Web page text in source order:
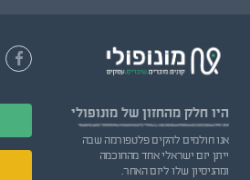
היו חלק מהחזון של מונופולי
אנו חולמים להקים פלטפורמה שבה
ייתן יזם ישראלי אחד מהחוכמה
ומהניסיון שלו ליזם האחר.